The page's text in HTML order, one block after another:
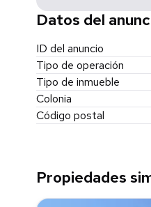
Datos del
ID del anuncio
Tipo de operación
Tipo de inmueble
Colonia
Código postal
Propiedades